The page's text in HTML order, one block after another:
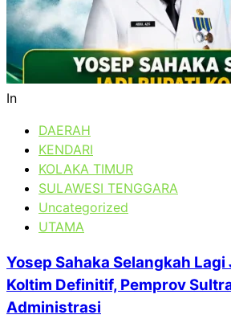
In
DAERAH
KENDARI
KOLAKA TIMUR
SULAWESI TENGGARA
Uncategorized
UTAMA
Yosep Sahaka Selangkah Lagi
Koltim Definitif, Pemprov
Administrasi